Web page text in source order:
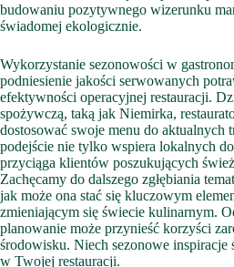
budowaniu pozytywnego wizerunku
świadomej ekologicznie.
Wykorzystanie sezonowości w
podniesienie jakości serwowanych
efektywności operacyjnej restauracji.
spożywczą, taką jak Niemirka,
dostosować swoje menu do aktualnych
podejście nie tylko wspiera lokalnych
przyciąga klientów poszukujących
Zachęcamy do dalszego zgłębiania
jak może ona stać się kluczowym
zmieniającym się świecie kulinarnym.
planowanie może przynieść korzyści
środowisku. Niech sezonowe inspiracje
w Twojej restauracji.